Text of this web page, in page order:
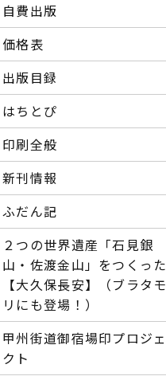
自費出版
価格表
出版目録
はちとぴ
印刷全般
新刊情報
ふだん記
２つの世界遺産「石見銀
山・佐渡金山」をつくった
【大久保長安】（ブラタモ
リにも登場！）
甲州街道御宿場印プロジェ
クト